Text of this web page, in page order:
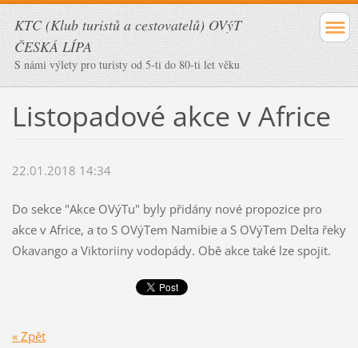
KTC (Klub turistů a cestovatelů) OVýT
ČESKÁ LÍPA
S námi výlety pro turisty od 5-ti do 80-ti let věku
Listopadové akce v Africe
22.01.2018 14:34
Do sekce "Akce OVýTu" byly přidány nové propozice pro
akce v Africe, a to S OVýTem Namibie a S OVýTem Delta řeky
Okavango a Viktoriiny vodopády. Obě akce také lze spojit.
« Zpět